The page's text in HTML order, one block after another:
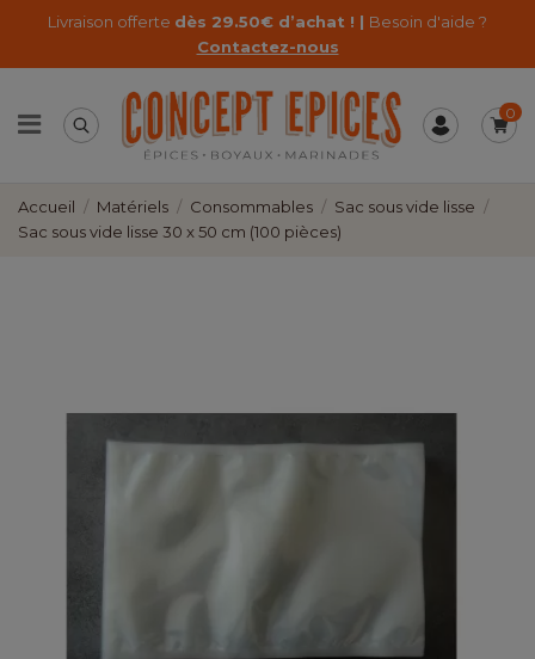
Livraison offerte dès 29.50€ d’achat ! | Besoin d'aide ?
Contactez-nous
0
Accueil Matériels Consommables
Sac sous vide lisse
Sac sous vide lisse 30 x 50 cm (100 pièces)